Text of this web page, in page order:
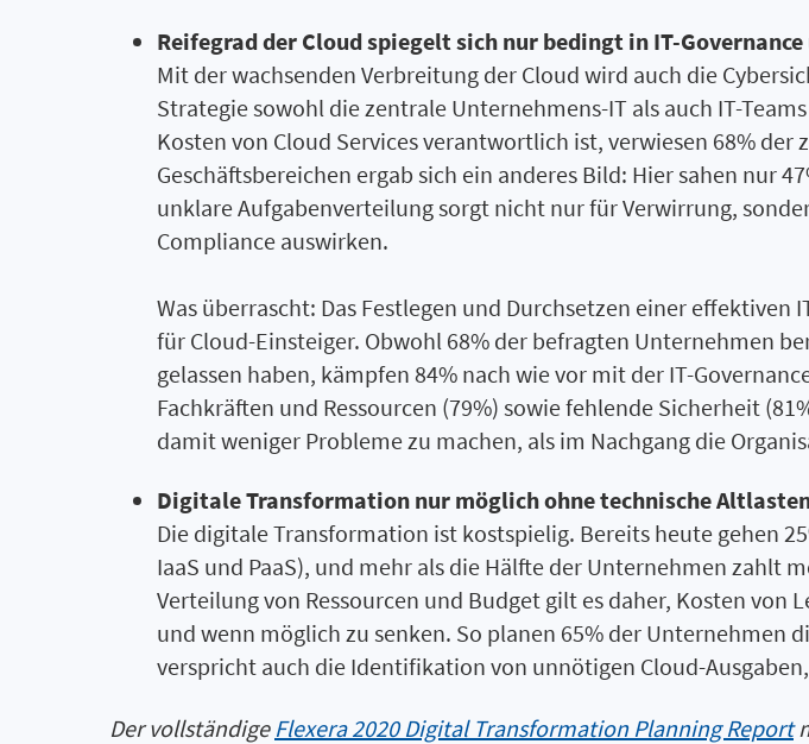
Reifegrad der Cloud spiegelt sich nur bedingt in IT-
Mit der wachsenden Verbreitung der Cloud wird auch die
Strategie sowohl die zentrale Unternehmens-IT als auch IT-
Kosten von Cloud Services verantwortlich ist, verwiesen 68%
Geschäftsbereichen ergab sich ein anderes Bild: Hier sahen nur
unklare Aufgabenverteilung sorgt nicht nur für Verwirrung,
Compliance auswirken.
Was überrascht: Das Festlegen und Durchsetzen einer
für Cloud-Einsteiger. Obwohl 68% der befragten Unternehmen
gelassen haben, kämpfen 84% nach wie vor mit der IT-
Fachkräften und Ressourcen (79%) sowie fehlende Sicherheit
damit weniger Probleme zu machen, als im Nachgang die
Digitale Transformation nur möglich ohne technische
Die digitale Transformation ist kostspielig. Bereits heute gehen
IaaS und PaaS), und mehr als die Hälfte der Unternehmen zahlt
Verteilung von Ressourcen und Budget gilt es daher, Kosten
und wenn möglich zu senken. So planen 65% der
verspricht auch die Identifikation von unnötigen Cloud-
Der vollständige Flexera 2020 Digital Transformation Planning Report